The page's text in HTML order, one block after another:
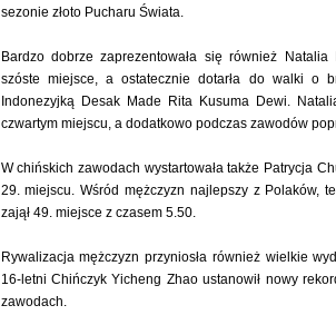
sezonie złoto Pucharu Świata.
Bardzo dobrze zaprezentowała się również Natalia
szóste miejsce, a ostatecznie dotarła do walki o
Indonezyjką Desak Made Rita Kusuma Dewi.
czwartym miejscu, a dodatkowo podczas zawodów
W chińskich zawodach wystartowała także Patrycja
29. miejscu. Wśród mężczyzn najlepszy z Polaków,
zajął 49. miejsce z czasem 5.50.
Rywalizacja mężczyzn przyniosła również wielkie
16-letni Chińczyk Yicheng Zhao ustanowił nowy
zawodach.